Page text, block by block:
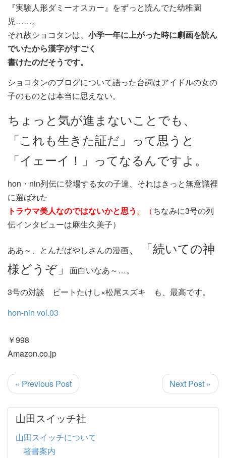
『実験人形ダミーオスカー』をずっと読んでた幼稚園
児……。
それ故ショコタンは、 小学一年に上がった時に劇画を読ん
でいたから漢字がすごく
書けたのだそうです。
ショコタンのブログについて語った台詞はアイドルの女の
子のものとは本当に思えない。
ちょっと気が進まないことでも、
「これも生きた証だ」って思うと
「イェーイ！」ってなるんですよ。
hon・nin列伝に登場する女の子達、それはきっと無意識裡
に選ばれた
トラウマ美人なのではないかと思う。（ちなみに3号の列
伝インタビューは麻生久美子）
ああ～、とんだばやしさんの漫画、「続いての神
様どうぞ」
面白いなあ～…。
3号の対談 ビートたけし×松尾スズキ も、最高です。
hon-nin vol.03
￥998
Amazon.co.jp
« Previous Post Next Post »
山田スイッチ社
山田スイッチについて
著書案内